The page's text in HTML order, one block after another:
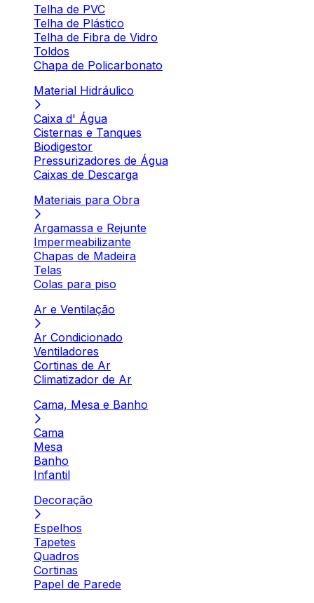
Telha de PVC
Telha de Plástico
Telha de Fibra de Vidro
Toldos
Chapa de Policarbonato
Material Hidráulico
Caixa d' Água
Cisternas e Tanques
Biodigestor
Pressurizadores de Água
Caixas de Descarga
Materiais para Obra
Argamassa e Rejunte
Impermeabilizante
Chapas de Madeira
Telas
Colas para piso
Ar e Ventilação
Ar Condicionado
Ventiladores
Cortinas de Ar
Climatizador de Ar
Cama, Mesa e Banho
Cama
Mesa
Banho
Infantil
Decoração
Espelhos
Tapetes
Quadros
Cortinas
Papel de Parede